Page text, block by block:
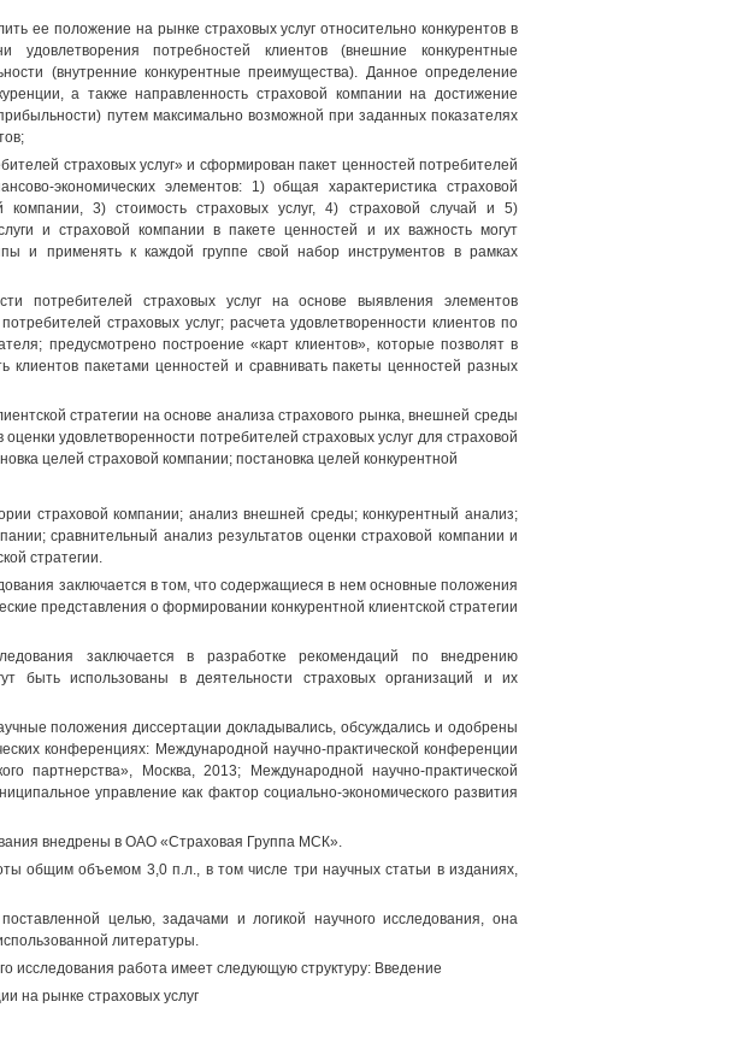
ее положение на рынке страховых услуг относительно конкурентов в
потребностей клиентов (внешние конкурентные
(внутренние конкурентные преимущества). Данное определение
а также направленность страховой компании на достижение
путем максимально возможной при заданных показателях
страховых услуг» и сформирован пакет ценностей потребителей
экономических элементов: 1) общая характеристика страховой
3) стоимость страховых услуг, 4) страховой случай и 5)
и страховой компании в пакете ценностей и их важность могут
и применять к каждой группе свой набор инструментов в рамках
потребителей страховых услуг на основе выявления элементов
страховых услуг; расчета удовлетворенности клиентов по
предусмотрено построение «карт клиентов», которые позволят в
клиентов пакетами ценностей и сравнивать пакеты ценностей разных
стратегии на основе анализа страхового рынка, внешней среды
удовлетворенности потребителей страховых услуг для страховой
целей страховой компании; постановка целей конкурентной
страховой компании; анализ внешней среды; конкурентный анализ;
сравнительный анализ результатов оценки страховой компании и
стратегии.
заключается в том, что содержащиеся в нем основные положения
представления о формировании конкурентной клиентской стратегии
заключается в разработке рекомендаций по внедрению
быть использованы в деятельности страховых организаций и их
положения диссертации докладывались, обсуждались и одобрены
конференциях: Международной научно-практической конференции
партнерства», Москва, 2013; Международной научно-практической
управление как фактор социально-экономического развития
внедрены в ОАО «Страховая Группа МСК».
общим объемом 3,0 п.л., в том числе три научных статьи в изданиях,
целью, задачами и логикой научного исследования, она
литературы.
исследования работа имеет следующую структуру: Введение
на рынке страховых услуг